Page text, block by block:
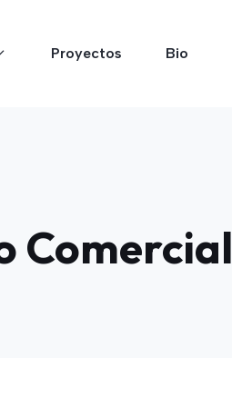
Proyectos Bio
Comercial